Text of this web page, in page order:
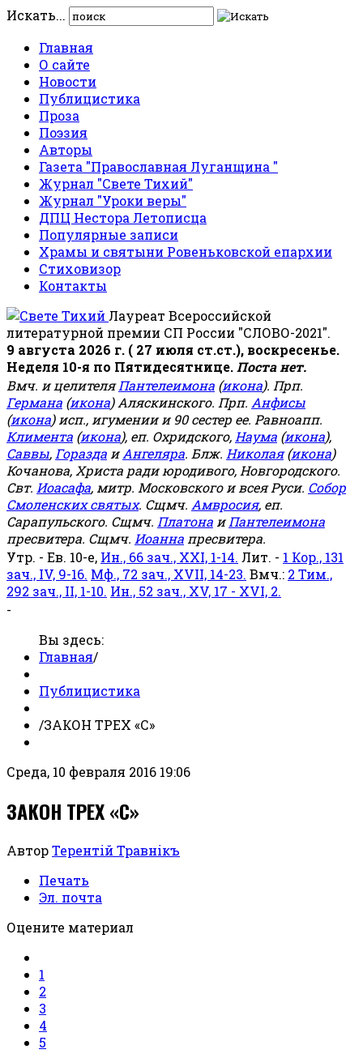
Искать...
Главная
О сайте
Новости
Публицистика
Проза
Поэзия
Авторы
Газета "Православная Луганщина "
Журнал "Свете Тихий"
Журнал "Уроки веры"
ДПЦ Нестора Летописца
Популярные записи
Храмы и святыни Ровеньковской епархии
Стиховизор
Контакты
Лауреат Всероссийской
литературной премии СП России "СЛОВО-2021".
9 августа 2026 г. ( 27 июля ст.ст.), воскресенье.
Неделя 10-я по Пятидесятнице. Поста нет.
Вмч. и целителяПантелеимона (икона). Прп.
Германа (икона) Аляскинского. Прп. Анфисы
(икона) исп., игумении и 90 сестер ее. Равноапп.
Климента (икона), еп. Охридского, Наума (икона),
Саввы, Горазда иАнгеляра. Блж. Николая(икона)
Кочанова, Христа ради юродивого, Новгородского.
Свт. Иоасафа, митр. Московского и всея Руси. Собор
Смоленских святых. Сщмч. Амвросия, еп.
Сарапульского. Сщмч. Платона иПантелеимона
пресвитера. Сщмч. Иоанна пресвитера.
Утр. - Ев. 10-е, Ин., 66 зач., XXI, 1-14. Лит. - 1 Кор., 131
зач., IV, 9-16. Мф., 72 зач., XVII, 14-23. Вмч.: 2 Тим.,
292 зач., II, 1-10. Ин., 52 зач., XV, 17 - XVI, 2.
-
Вы здесь:
Главная/
Публицистика
/ЗАКОН ТРЕХ «С»
Среда, 10 февраля 2016 19:06
ЗАКОН ТРЕХ «С»
АвторТерентiй Травнiкъ
Печать
Эл. почта
Оцените материал
1
2
3
4
5